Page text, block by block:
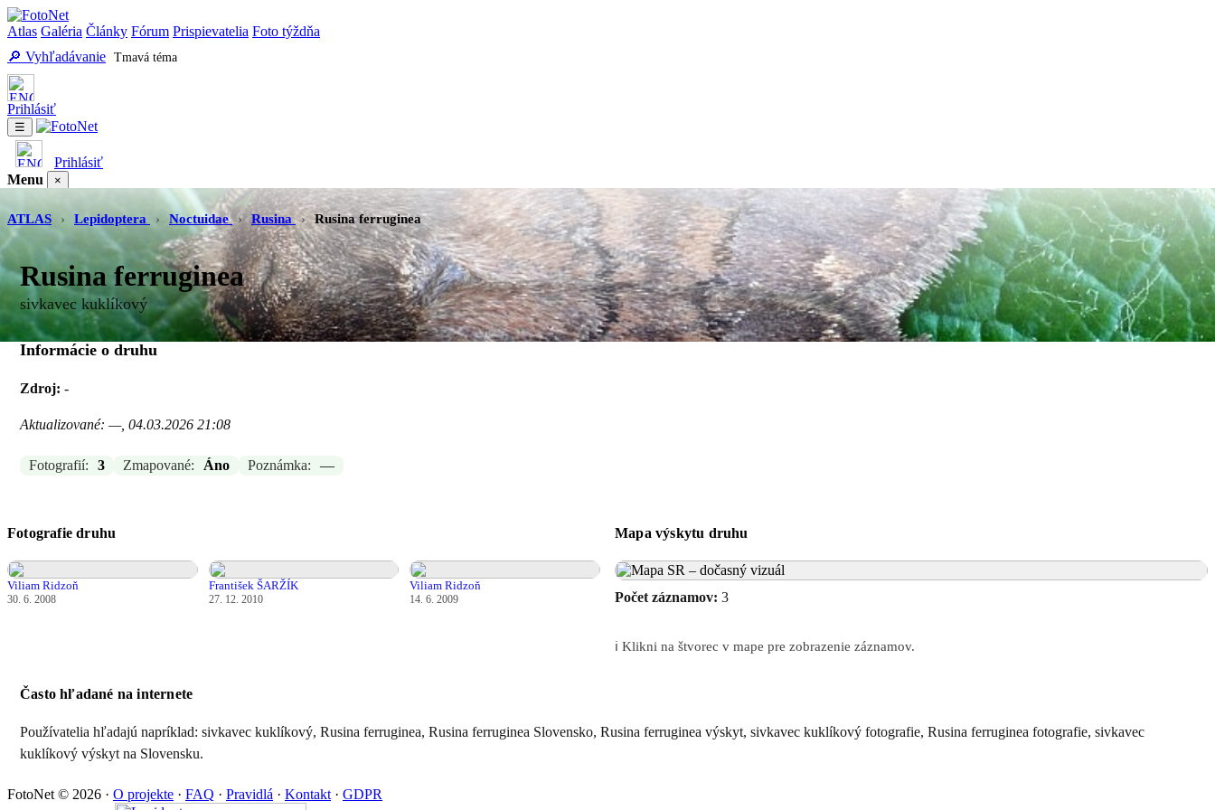
Atlas Galéria Články Fórum Prispievatelia Foto týždňa
🔎 Vyhľadávanie Tmavá téma
Prihlásiť
☰
Prihlásiť
Menu
×
Fórum Prispievatelia Foto týždňa Vyhľadávanie Tmavá téma
ATLAS
› Lepidoptera › Noctuidae › Rusina › Rusina ferruginea
Rusina ferruginea
sivkavec kuklíkový
Informácie o druhu
Zdroj: -
Aktualizované: —, 04.03.2026 21:08
Fotografií: 3 Zmapované: Áno Poznámka: —
Fotografie druhu
Viliam Ridzoň
30. 6. 2008
František ŠARŽÍK
27. 12. 2010
Viliam Ridzoň
14. 6. 2009
Mapa výskytu druhu
Počet záznamov: 3
ℹ️ Klikni na štvorec v mape pre zobrazenie záznamov.
Často hľadané na internete
Používatelia hľadajú napríklad: sivkavec kuklíkový, Rusina ferruginea, Rusina ferruginea Slovensko, Rusina ferruginea výskyt, sivkavec kuklíkový fotografie, Rusina ferruginea fotografie, sivkavec
kuklíkový výskyt na Slovensku.
FotoNet © 2026 · O projekte · FAQ · Pravidlá · Kontakt · GDPR